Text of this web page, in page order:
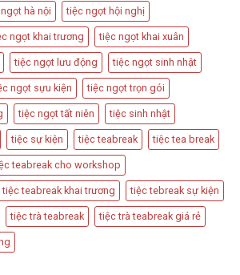
hà nội tiệc ngọt hội nghị
ngọt khai trương tiệc ngọt khai xuân
tiệc ngọt lưu động tiệc ngọt sinh nhật
ngọt sựu kiện tiệc ngọt trọn gói
tiệc ngọt tất niên tiệc sinh nhật
tiệc sự kiện tiệc teabreak tiệc tea break
teabreak cho workshop
tiệc teabreak khai trương tiệc tebreak sự kiện
tiệc trà teabreak tiệc trà teabreak giá rẻ